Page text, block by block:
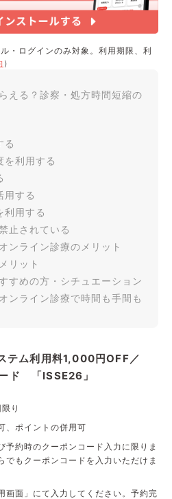
・ログインのみ対象。利用期限、利
）
える？診察・処方時間短縮の
る
を利用する
用する
利用する
止されている
ンライン診療のメリット
リット
すめの方・シチュエーション
ンライン診療で時間も手間も
テム利用料1,000円OFF／
ド 「ISSE26」
り
、ポイントの併用可
予約時のクーポンコード入力に限りま
でもクーポンコードを入力いただけま
画面」にて入力してください。予約完